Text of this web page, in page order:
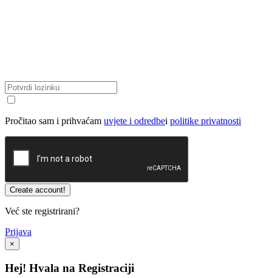
Pročitao sam i prihvaćam uvjete i odredbei politike privatnosti
Već ste registrirani?
Prijava
×
Hej! Hvala na Registraciji